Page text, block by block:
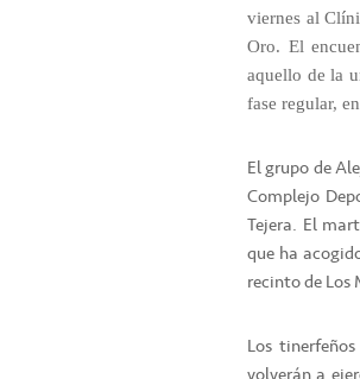
viernes al
Oro. El
aquello de la
fase regular,
El grupo de
Complejo
Tejera. El
que ha
recinto de Los
Los